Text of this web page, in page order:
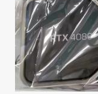
HINTA.FI
KAUPPA
VAIHDA TEEMA